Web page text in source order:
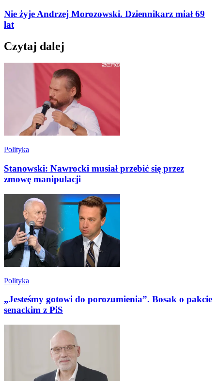
Nie żyje Andrzej Morozowski. Dziennikarz miał 69
lat
Czytaj dalej
Polityka
Stanowski: Nawrocki musiał przebić się przez
zmowę manipulacji
Polityka
„Jesteśmy gotowi do porozumienia”. Bosak o pakcie
senackim z PiS